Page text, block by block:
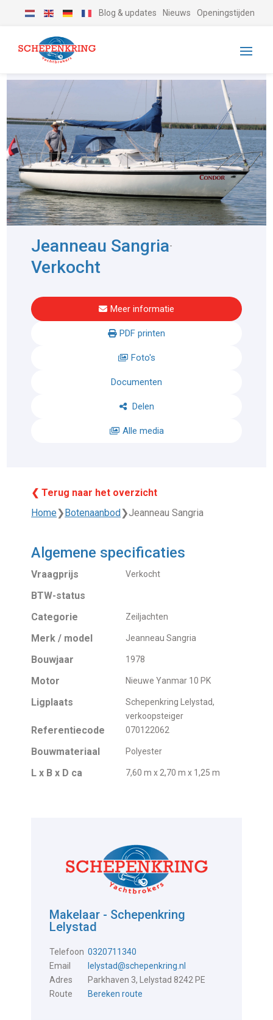
Blog & updates Nieuws Openingstijden
Jeanneau Sangria-
Verkocht
Meer informatie
PDF printen
Foto's
Documenten
Delen
Alle media
❮ Terug naar het overzicht
Home❯ Botenaanbod ❯Jeanneau Sangria
Algemene specificaties
Vraagprijs Verkocht
BTW-status
Categorie
Zeiljachten
Merk / model Jeanneau Sangria
Bouwjaar 1978
Motor Nieuwe Yanmar 10 PK
Ligplaats
Schepenkring Lelystad,
verkoopsteiger
Referentiecode 070122062
Bouwmateriaal Polyester
L x B x D ca 7,60 m x 2,70 m x 1,25 m
Makelaar - Schepenkring
Lelystad
Telefoon 0320711340
Email
lelystad@schepenkring.nl
Adres
Parkhaven 3, Lelystad 8242 PE
Route
Bereken route